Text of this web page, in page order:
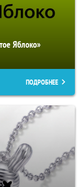
Яблоко»
ПОДРОБНЕЕ